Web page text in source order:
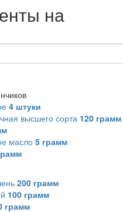
на
4 штуки
высшего сорта 120 грамм
масло5 грамм
200 грамм
100 грамм
грамм